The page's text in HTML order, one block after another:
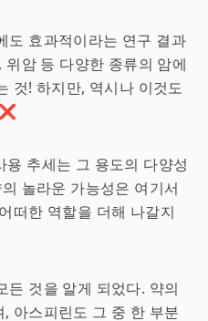
도 효과적이라는 연구 결과
암 등 다양한 종류의 암에
것! 하지만, 역시나 이것도
추세는 그 용도의 다양성
놀라운 가능성은 여기서
떠한 역할을 더해 나갈지
든 것을 알게 되었다. 약의
아스피린도 그 중 한 부분